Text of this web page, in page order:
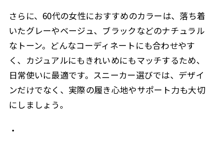
さらに、60代の女性におすすめのカラーは、落ち着
いたグレーやベージュ、ブラックなどのナチュラル
なトーン。どんなコーディネートにも合わせやす
く、カジュアルにもきれいめにもマッチするため、
日常使いに最適です。スニーカー選びでは、デザイ
ンだけでなく、実際の履き心地やサポート力も大切
にしましょう。
・